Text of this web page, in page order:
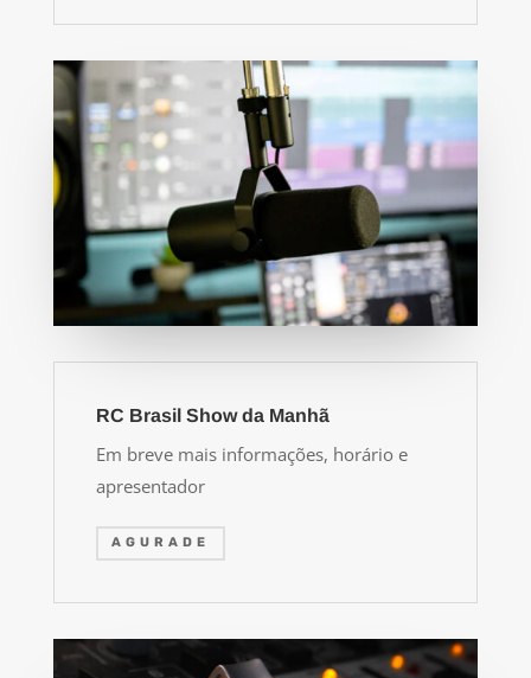
RC Brasil Show da Manhã
Em breve mais informações, horário e
apresentador
AGURADE